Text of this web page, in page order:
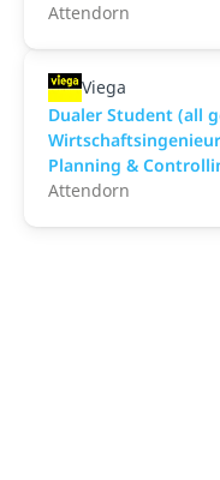
Attendorn
Viega
Dualer Student (all
Planning &
Attendorn